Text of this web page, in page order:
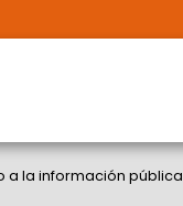
a la información pública